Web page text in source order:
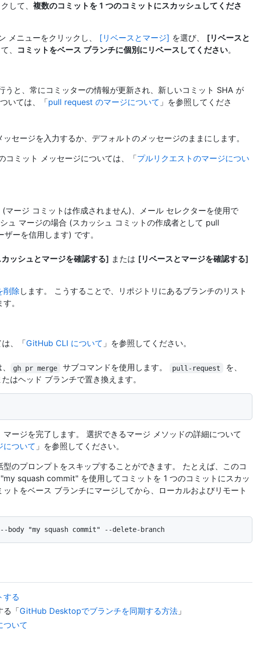
して、 複数のコミットを 1 つのコミットにスカッシュしてくださ
メニューをクリックし、 [リベースとマージ] を選び、 [リベースと
、 コミットをベース ブランチに個別にリベースしてください。
うと、常にコミッターの情報が更新され、新しいコミット SHA が
いては、「pull request のマージについて 」を参照してくださ
セージを入力するか、デフォルトのメッセージのままにします。
コミット メッセージについては、「プルリクエストのマージについ
マージ コミットは作成されません)、メール セレクターを使用で
ュ マージの場合 (スカッシュ コミットの作成者として pull
ーを信用します) です。
ッシュとマージを確認する] または [リベースとマージを確認する]
削除 します。 こうすることで、リポジトリにあるブランチのリスト
。
、「GitHub CLI について 」を参照してください。
gh pr merge サブコマンドを使用します。 pull-request
を、
はヘッド ブランチで置き換えます。
ージを完了します。 選択できるマージ メソッドの詳細について
について 」を参照してください。
のプロンプトをスキップすることができます。 たとえば、このコ
squash commit" を使用してコミットを 1 つのコミットにスカッ
トをベース ブランチにマージしてから、ローカルおよびリモート
する
る「GitHub Desktopでブランチを同期する方法 」
ついて